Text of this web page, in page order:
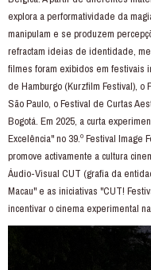
explora a performatividade da
manipulam e se produzem
refractam ideias de identidade,
filmes foram exibidos em festivais
de Hamburgo (Kurzfilm Festival),
São Paulo, o Festival de Curtas
Bogotá. Em 2025, a curta
Excelência" no 39.º Festival Image
promove activamente a cultura
Áudio-Visual CUT (grafia da
Macau" e as iniciativas "CUT!
incentivar o cinema experimental